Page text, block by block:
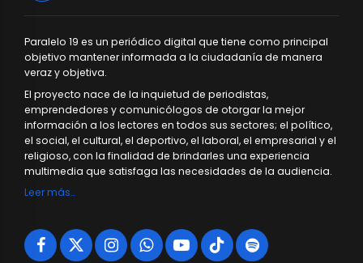
Paralelo 19 es un periódico digital que tiene como principal
objetivo mantener informada a la ciudadanía de manera
veraz y objetiva.
El proyecto nace de la inquietud de periodistas,
emprendedores y comunicólogos de otorgar la mejor
información a los lectores en todos sus sectores; el político,
el social, el cultural, el deportivo, el laboral, el empresarial y el
religioso, con la finalidad de brindarles una experiencia
multimedia que satisfaga las necesidades de la audiencia.
Leer más…